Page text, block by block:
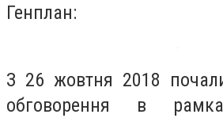
Генплан:
З 26 жовтня 2018
обговорення в